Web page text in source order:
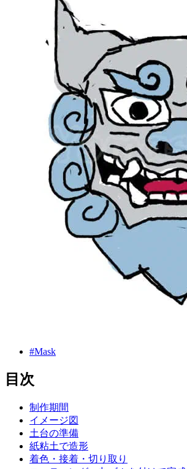
#Mask
目次
制作期間
イメージ図
土台の準備
紙粘土で造形
着色・接着・切り取り